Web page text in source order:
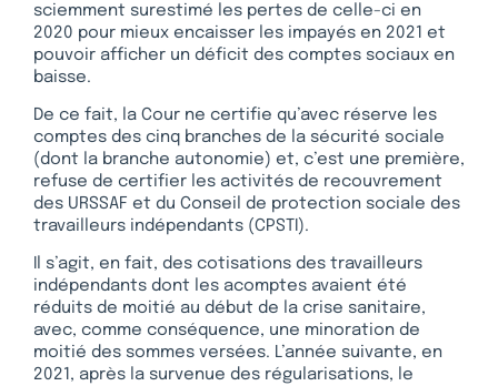
sciemment surestimé les pertes de celle-ci en
2020 pour mieux encaisser les impayés en 2021 et
pouvoir afficher un déficit des comptes sociaux en
baisse.
De ce fait, la Cour ne certifie qu’avec réserve les
comptes des cinq branches de la sécurité sociale
(dont la branche autonomie) et, c’est une première,
refuse de certifier les activités de recouvrement
des URSSAF et du Conseil de protection sociale des
travailleurs indépendants (CPSTI).
Il s’agit, en fait, des cotisations des travailleurs
indépendants dont les acomptes avaient été
réduits de moitié au début de la crise sanitaire,
avec, comme conséquence, une minoration de
moitié des sommes versées. L’année suivante, en
2021, après la survenue des régularisations, le